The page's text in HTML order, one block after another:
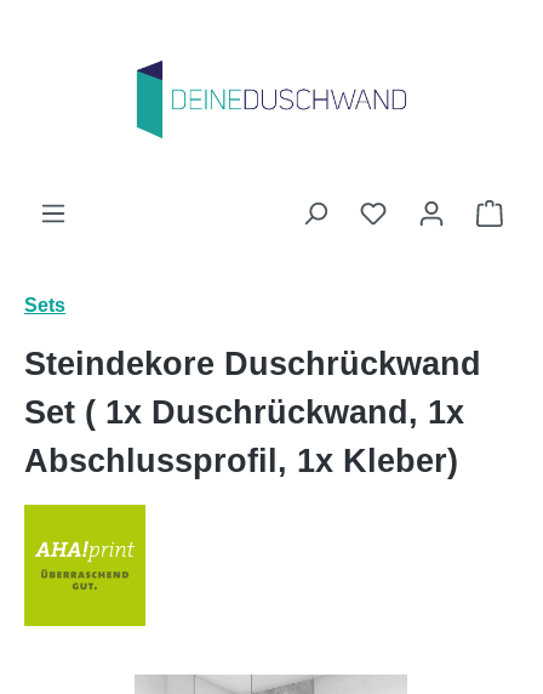
Du hast 0
Sets
Steindekore Duschrückwand
Set ( 1x Duschrückwand, 1x
Abschlussprofil, 1x Kleber)